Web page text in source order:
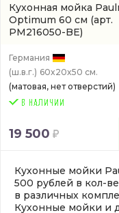
Кухонная мойка
Optimum 60 см (арт.
PM216050-BE)
Германия
(ш.в.г.) 60x20x50 см.
(матовая, нет отверстий)
19 500
Кухонные мойки
500 рублей в кол-
в различных
Кухонные мойки и